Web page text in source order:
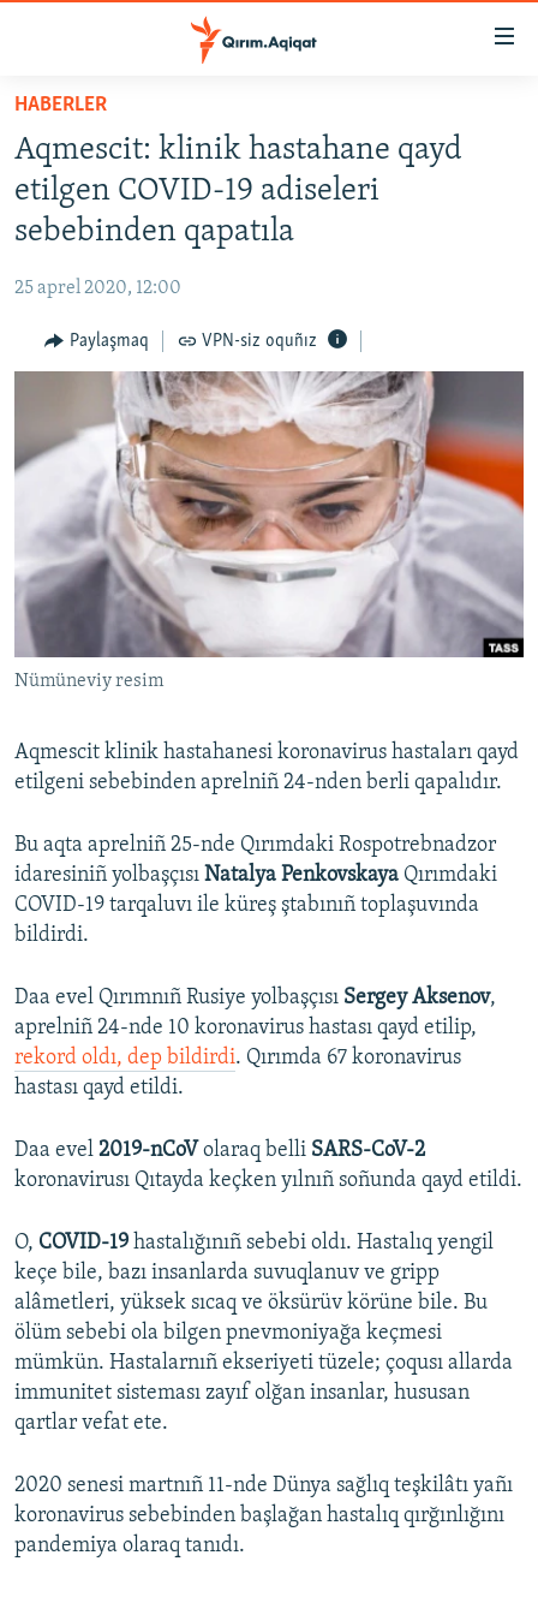
Esas
qaytmaq
Baş
navigatsiyağa
qaytmaq
Qıdıruvğa
qaytmaq
SİYASET
İQTİSADİYAT
MEDENİYET
İNSAN AQLARI
SÜRET
BLOGLAR
FİKİR
Русский
Українською
QOŞULIÑIZ!
RFE/RS bütün saytları
HABERLER
Aqmescit: klinik hastahane qayd
etilgen COVID-19 adiseleri
sebebinden qapatıla
25 aprel 2020, 12:00
Paylaşmaq VPN-siz oquñız
Nümüneviy resim
Aqmescit klinik hastahanesi koronavirus hastaları qayd
etilgeni sebebinden aprelniñ 24-nden berli qapalıdır.
Bu aqta aprelniñ 25-nde Qırımdaki Rospotrebnadzor
idaresiniñ yolbaşçısı Natalya Penkovskaya Qırımdaki
COVID-19 tarqaluvı ile küreş ştabınıñ toplaşuvında
bildirdi.
Daa evel Qırımnıñ Rusiye yolbaşçısı Sergey Aksenov,
aprelniñ 24-nde 10 koronavirus hastası qayd etilip,
rekord oldı, dep bildirdi. Qırımda 67 koronavirus
hastası qayd etildi.
Daa evel 2019-nCoV olaraq belli SARS-CoV-2
koronavirusı Qıtayda keçken yılnıñ soñunda qayd etildi.
O, COVID-19 hastalığınıñ sebebi oldı. Hastalıq yengil
keçe bile, bazı insanlarda suvuqlanuv ve gripp
alâmetleri, yüksek sıcaq ve öksürüv körüne bile. Bu
ölüm sebebi ola bilgen pnevmoniyağa keçmesi
mümkün. Hastalarnıñ ekseriyeti tüzele; çoqusı allarda
immunitet sisteması zayıf olğan insanlar, hususan
qartlar vefat ete.
2020 senesi martnıñ 11-nde Dünya sağlıq teşkilâtı yañı
koronavirus sebebinden başlağan hastalıq qırğınlığını
pandemiya olaraq tanıdı.